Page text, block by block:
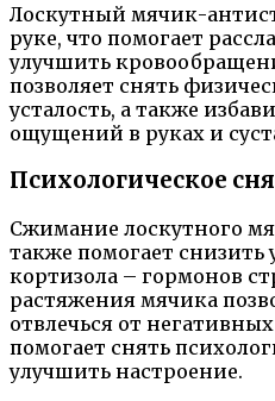
Лоскутный мячик-
руке, что помогает
улучшить
позволяет снять
усталость, а также
ощущений в руках и
Психологическое
Сжимание лоскутного
также помогает снизить
кортизола – гормонов
растяжения мячика
отвлечься от
помогает снять
улучшить настроение.